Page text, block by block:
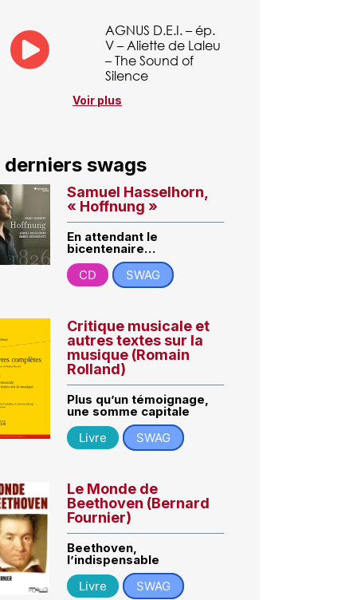
AGNUS D.E.I. – ép.
V – Aliette de Laleu
– The Sound of
Silence
Voir plus
derniers swags
Samuel Hasselhorn,
« Hoffnung »
En attendant le
bicentenaire…
CD
SWAG
Critique musicale et
autres textes sur la
musique (Romain
Rolland)
Plus qu’un témoignage,
une somme capitale
Livre
SWAG
Le Monde de
Beethoven (Bernard
Fournier)
Beethoven,
l’indispensable
Livre
SWAG